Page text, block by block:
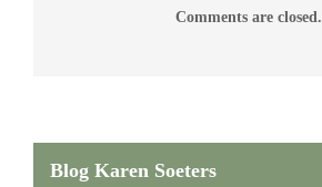
Comments are closed.
Blog Karen Soeters